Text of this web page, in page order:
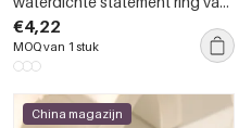
roestvrij staal in goudkleur
€4,22
MOQ van 1 stuk
China magazijn